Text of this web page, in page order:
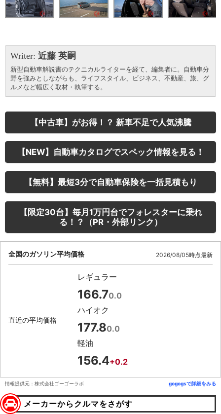
Writer: 近藤 英嗣
新型自動車解説書のテクニカルライターを経て、編集者に。自動車分
野を強みとしながらも、ライフスタイル、ビジネス、不動産、旅、グ
ルメなど幅広く取材・執筆する。
【中古車】がお得！？ 新車不足で人気沸騰
【NEW】自動車カタログでスペック情報を見る！
【無料】最短3分で自動車保険を一括見積もり
【限定30台】毎月1万円台でフォレスターに乗れ
る！？（PR・外部リンク）
全国のガソリン平均価格 2026/08/05時点最新
直近の平均価格
レギュラー
166.70.0
ハイオク
177.80.0
軽油
156.4+0.2
情報提供元：株式会社ゴーゴーラボ gogogsで詳細をみる
メーカーからクルマをさがす